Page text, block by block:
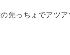
先っちょでアツ